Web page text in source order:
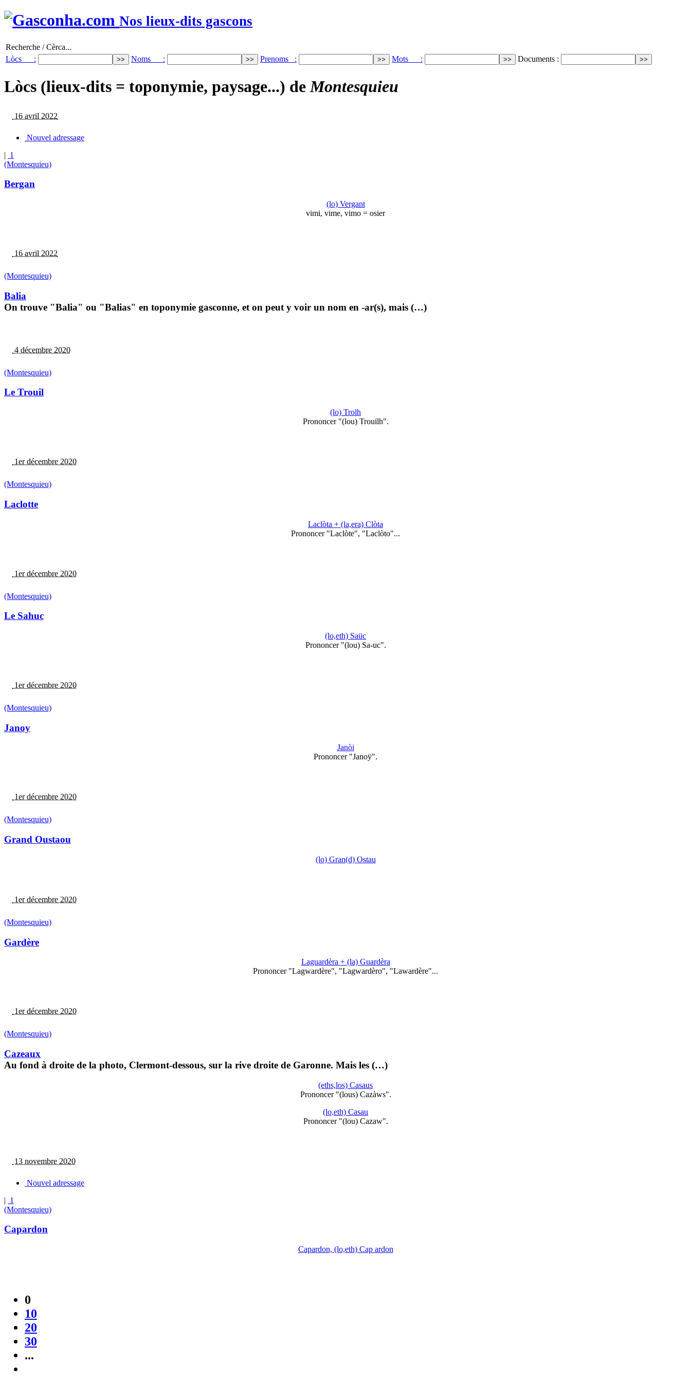
Nos lieux-dits gascons
Recherche / Cèrca...
Lòcs :
Noms : Prenoms : Mots : Documents :
Lòcs (lieux-dits = toponymie, paysage...) deMontesquieu
16 avril 2022
Nouvel adressage
| 1
(Montesquieu)
Bergan
(lo) Vergant
vimi, vime, vimo = osier
16 avril 2022
(Montesquieu)
Balia
On trouve "Balia" ou "Balias" en toponymie gasconne, et on peut y voir un nom en -ar(s), mais (…)
4 décembre 2020
(Montesquieu)
Le Trouil
(lo) Trolh
Prononcer "(lou) Trouilh".
1er décembre 2020
(Montesquieu)
Laclotte
Laclòta + (la,era) Clòta
Prononcer "Laclòte", "Laclòto"...
1er décembre 2020
(Montesquieu)
Le Sahuc
(lo,eth) Saüc
Prononcer "(lou) Sa-uc".
1er décembre 2020
(Montesquieu)
Janoy
Janòi
Prononcer "Janoÿ".
1er décembre 2020
(Montesquieu)
Grand Oustaou
(lo) Gran(d) Ostau
1er décembre 2020
(Montesquieu)
Gardère
Laguardèra + (la) Guardèra
Prononcer "Lagwardère", "Lagwardèro", "Lawardère"...
1er décembre 2020
(Montesquieu)
Cazeaux
Au fond à droite de la photo, Clermont-dessous, sur la rive droite de Garonne. Mais les (…)
(eths,los) Casaus
Prononcer "(lous) Cazàws".
(lo,eth) Casau
Prononcer "(lou) Cazaw".
13 novembre 2020
Nouvel adressage
| 1
(Montesquieu)
Capardon
Capardon, (lo,eth) Cap ardon
0
10
20
30
...